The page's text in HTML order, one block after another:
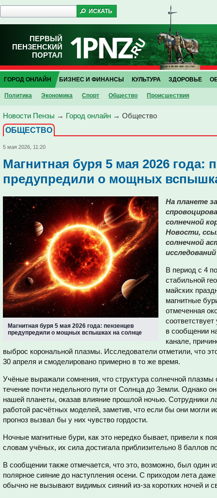
ПЕРВЫЙ
ПЕНЗЕНСКИЙ
ПОРТАЛ
ГОРОД ОНЛАЙН
Политика Экономика Спорт Общество Проиcшествия
БИЗНЕС И ФИНАНСЫ КУЛЬТУРА ЗДОРОВЬЕ
Новости Пензы → Город онлайн → Общество
ОБЩЕСТВО
5 мая 2026, 11:20
Магнитная буря 5 мая 2026 года:
предупредили о мощных
Магнитная буря 5 мая 2026 года: пензенцев
предупредили о мощных вспышках на солнце
На планете
солнечной
Новости,
солнечной
В период с 4
стабильной
майских
магнитные
отмеченная
в сообщении
канале,
выброс корональной плазмы. Исследователи отметили, что
30 апреля и смоделировано примерно в то же время.
Учёные выражали сомнения, что структура солнечной
течение почти недельного пути от Солнца до Земли. Однако
нашей планеты, оказав влияние прошлой ночью. Сотрудники
работой расчётных моделей, заметив, что если бы они могли
прогноз вызвал бы у них чувство гордости.
Ночные магнитные бури, как это нередко бывает, привели к
словам учёных, их сила достигала приблизительно 8 баллов
В сообщении также отмечается, что это, возможно, был один
полярное сияние до наступления осени. С приходом лета
обычно не вызывают видимых сияний из-за коротких ночей и